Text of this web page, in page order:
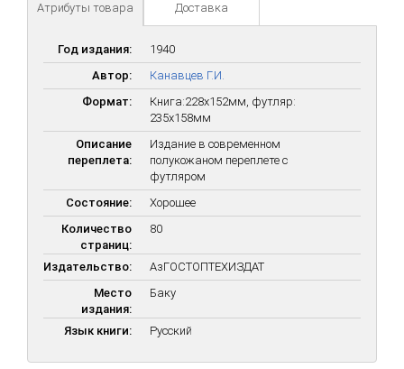
Атрибуты товара Доставка
Год издания:
1940
Автор:
Канавцев Г.И.
Формат:
Книга:228х152мм, футляр:
235x158мм
Описание
переплета:
Издание в современном
полукожаном переплете с
футляром
Состояние:
Хорошее
Количество
страниц:
80
Издательство:
АзГОСТОПТЕХИЗДАТ
Место
издания:
Баку
Язык книги: Русский